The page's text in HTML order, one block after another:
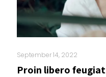
September 14, 2022
Proin libero feugiat